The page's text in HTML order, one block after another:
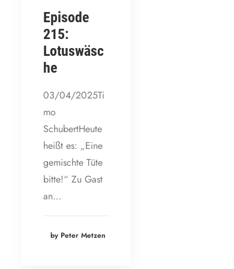
Episode
215:
Lotuswäsc
he
03/04/2025Ti
mo
SchubertHeute
heißt es: „Eine
gemischte Tüte
bitte!“ Zu Gast
an…
by Peter Metzen